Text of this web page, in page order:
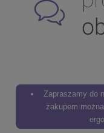
Zapraszamy do
zakupem